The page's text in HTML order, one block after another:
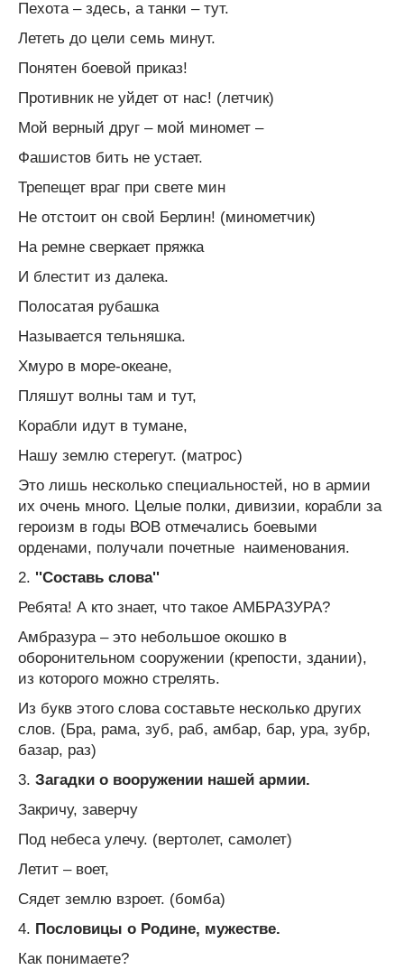
Пехота – здесь, а танки – тут.
Лететь до цели семь минут.
Понятен боевой приказ!
Противник не уйдет от нас! (летчик)
Мой верный друг – мой миномет –
Фашистов бить не устает.
Трепещет враг при свете мин
Не отстоит он свой Берлин! (минометчик)
На ремне сверкает пряжка
И блестит из далека.
Полосатая рубашка
Называется тельняшка.
Хмуро в море-океане,
Пляшут волны там и тут,
Корабли идут в тумане,
Нашу землю стерегут. (матрос)
Это лишь несколько специальностей, но в армии
их очень много. Целые полки, дивизии, корабли за
героизм в годы ВОВ отмечались боевыми
орденами, получали почетные наименования.
2. ''Составь слова''
Ребята! А кто знает, что такое АМБРАЗУРА?
Амбразура – это небольшое окошко в
оборонительном сооружении (крепости, здании),
из которого можно стрелять.
Из букв этого слова составьте несколько других
слов. (Бра, рама, зуб, раб, амбар, бар, ура, зубр,
базар, раз)
3. Загадки о вооружении нашей армии.
Закричу, заверчу
Под небеса улечу. (вертолет, самолет)
Летит – воет,
Сядет землю взроет. (бомба)
4. Пословицы о Родине, мужестве.
Как понимаете?